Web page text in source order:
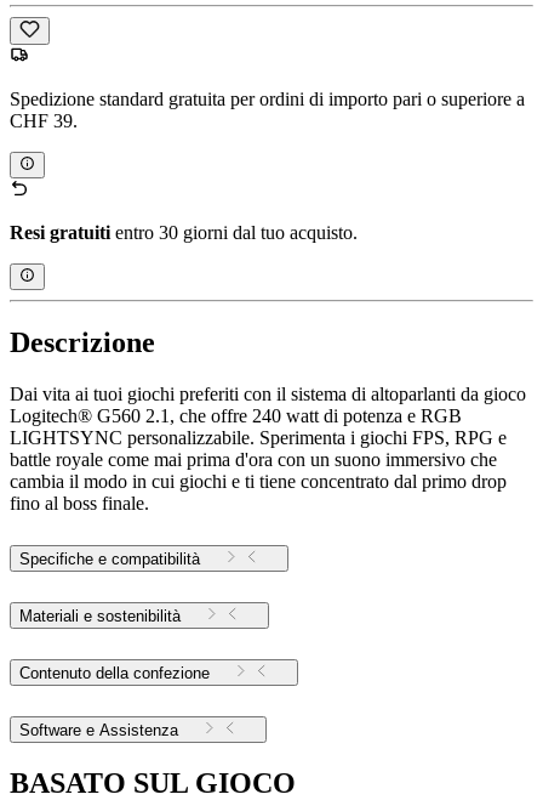
Spedizione standard gratuita per ordini di importo pari o superiore a
CHF 39.
Resi gratuiti entro 30 giorni dal tuo acquisto.
Descrizione
Dai vita ai tuoi giochi preferiti con il sistema di altoparlanti da gioco
Logitech® G560 2.1, che offre 240 watt di potenza e RGB
LIGHTSYNC personalizzabile. Sperimenta i giochi FPS, RPG e
battle royale come mai prima d'ora con un suono immersivo che
cambia il modo in cui giochi e ti tiene concentrato dal primo drop
fino al boss finale.
Specifiche e compatibilità
Materiali e sostenibilità
Contenuto della confezione
Software e Assistenza
BASATO SUL GIOCO